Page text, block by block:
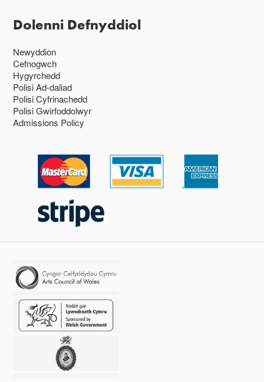
Dolenni Defnyddiol
Newyddion
Cefnogwch
Hygyrchedd
Polisi Ad-daliad
Polisi Cyfrinachedd
Polisi Gwirfoddolwyr
Admissions Policy